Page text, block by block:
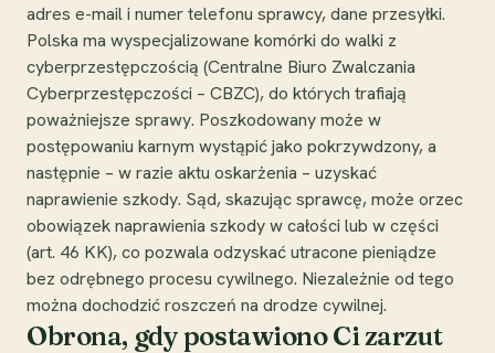
adres e-mail i numer telefonu sprawcy, dane przesyłki.
Polska ma wyspecjalizowane komórki do walki z
cyberprzestępczością (Centralne Biuro Zwalczania
Cyberprzestępczości – CBZC), do których trafiają
poważniejsze sprawy. Poszkodowany może w
postępowaniu karnym wystąpić jako pokrzywdzony, a
następnie – w razie aktu oskarżenia – uzyskać
naprawienie szkody. Sąd, skazując sprawcę, może orzec
obowiązek naprawienia szkody w całości lub w części
(art. 46 KK), co pozwala odzyskać utracone pieniądze
bez odrębnego procesu cywilnego. Niezależnie od tego
można dochodzić roszczeń na drodze cywilnej.
Obrona, gdy postawiono Ci zarzut